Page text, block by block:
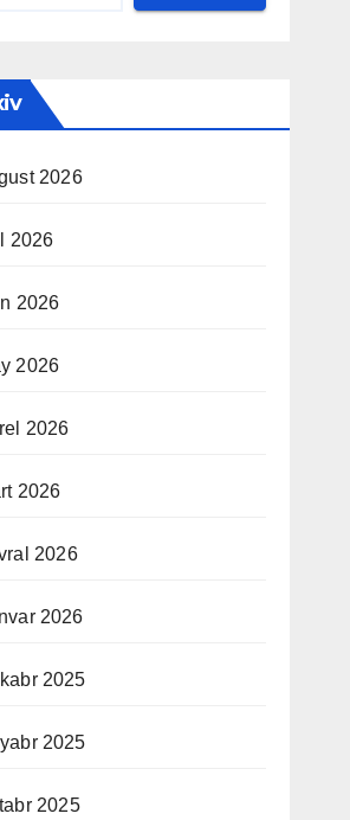
2026
2026
2026
2026
2026
2026
2026
2026
2025
2025
2025